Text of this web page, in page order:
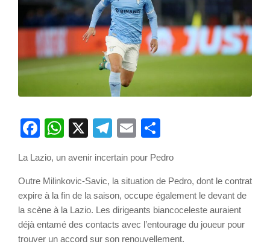
Facebook
WhatsApp
X Telegram
Email
La Lazio, un avenir incertain pour Pedro
Outre Milinkovic-Savic, la situation de Pedro, dont le contrat
expire à la fin de la saison, occupe également le devant de
la scène à la Lazio. Les dirigeants biancoceleste auraient
déjà entamé des contacts avec l’entourage du joueur pour
trouver un accord sur son renouvellement.